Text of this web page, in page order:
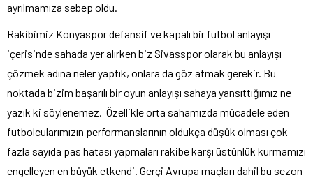
ayrılmamıza sebep oldu.
Rakibimiz Konyaspor defansif ve kapalı bir futbol anlayışı
içerisinde sahada yer alırken biz Sivasspor olarak bu anlayışı
çözmek adına neler yaptık, onlara da göz atmak gerekir. Bu
noktada bizim başarılı bir oyun anlayışı sahaya yansıttığımız ne
yazık ki söylenemez. Özellikle orta sahamızda mücadele eden
futbolcularımızın performanslarının oldukça düşük olması çok
fazla sayıda pas hatası yapmaları rakibe karşı üstünlük kurmamızı
engelleyen en büyük etkendi. Gerçi Avrupa maçları dahil bu sezon